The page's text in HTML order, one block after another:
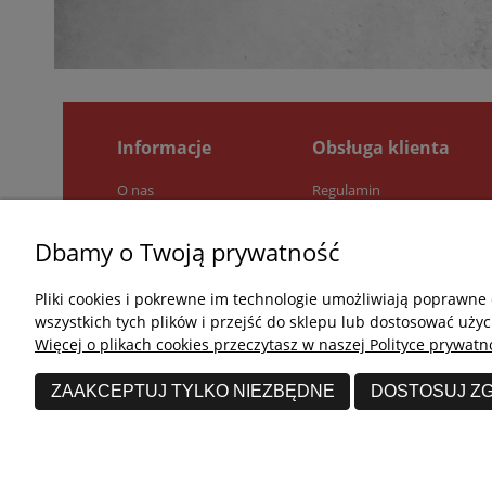
Informacje
O nas
Jak kupować?
Obsługa klienta
Regulamin
Polityka prywatności
Dbamy o Twoją prywatność
Pliki cookies i pokrewne im technologie umożliwiają
wszystkich tych plików i przejść do sklepu lub dostosować
Więcej o plikach cookies przeczytasz w naszej Polityce
ZAAKCEPTUJ TYLKO NIEZBĘDNE DOSTOSUJ